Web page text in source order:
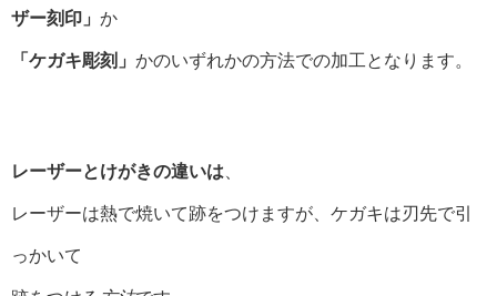
ザー刻印」 か
「ケガキ彫刻」 かのいずれかの方法での加工となります。
レーザーとけがきの違いは
レーザーは熱で焼いて跡をつけますが、ケガキは刃先で引
っかいて